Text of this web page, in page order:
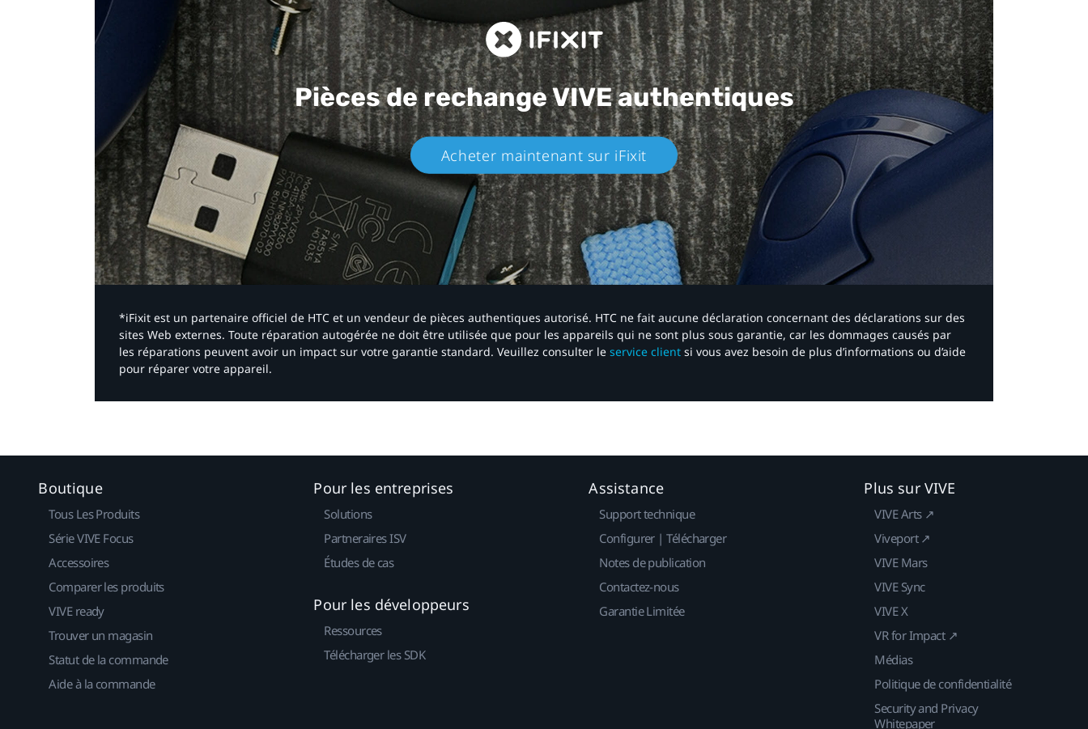
Pièces de rechangeVIVE authentiques​
Acheter maintenant sur iFixit​
*iFixit est un partenaire officiel de HTC et un vendeur de pièces authentiques autorisé. HTC ne fait aucune déclaration concernant des déclarations sur des
sites Web externes. Toute réparation autogérée ne doit être utilisée que pour les appareils qui ne sont plus sous garantie, car les dommages causés par
les réparations peuvent avoir un impact sur votre garantie standard. Veuillez consulter le service client si vous avez besoin de plus d’informations ou d’aide
pour réparer votre appareil.​
Boutique
Tous Les Produits
Série VIVE Focus
Accessoires
Comparer les produits
VIVE ready
Trouver un magasin
Statut de la commande
Aide à la commande
Pour les entreprises
Solutions
Partneraires ISV
Études de cas
Pour les développeurs
Ressources
Télécharger les SDK
Assistance
Support technique
Configurer | Télécharger
Notes de publication
Contactez-nous
Garantie Limitée
Plus sur VIVE
VIVE Arts ↗
Viveport ↗
VIVE Mars
VIVE Sync
VIVE X
VR for Impact ↗
Médias
Politique de confidentialité
Security and Privacy
Whitepaper